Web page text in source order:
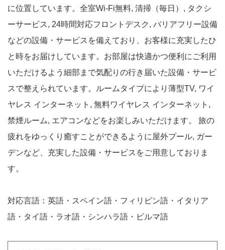
に位置しています。全室Wi-Fi無料, 清掃（毎日）, タクシ
ーサービス, 24時間対応フロントデスク, バリアフリー設備
などの設備・サービスを備えており、お客様に充実したひ
と時をお届けしています。お部屋は快適かつ便利にご利用
いただけるよう細部まで気配りの行き届いた設備・サービ
スで整えられています。ルームタイプにより薄型TV, ワイ
ヤレス インターネット, 無料ワイヤレス インターネット,
禁煙ルーム, エアコンなどをお楽しみいただけます。 旅の
疲れをゆっくり癒すことができるように屋外プール, ガー
デンなど、充実した設備・サービスをご用意しておりま
す。
対応言語：英語・スペイン語・フィリピン語・イタリア
語・タイ語・ラオ語・シンハラ語・ビルマ語